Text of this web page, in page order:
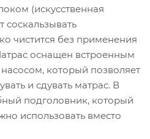
(искусственная
соскальзывать
чистится без применения
оснащен встроенным
который позволяет
и сдувать матрас. В
подголовник, который
использовать вместо